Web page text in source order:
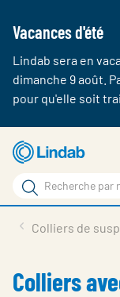
Vacances d'été
Lindab sera en
dimanche 9 août.
pour qu'elle soit
Aller
au
contenu
principal
Rechercher
Rechercher
sur
Contact
Colliers de
Colliers